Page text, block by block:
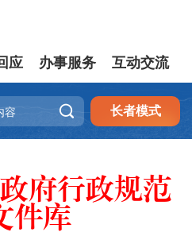
应 办事服务 互动交流
 长者模式
府行政规范
件库